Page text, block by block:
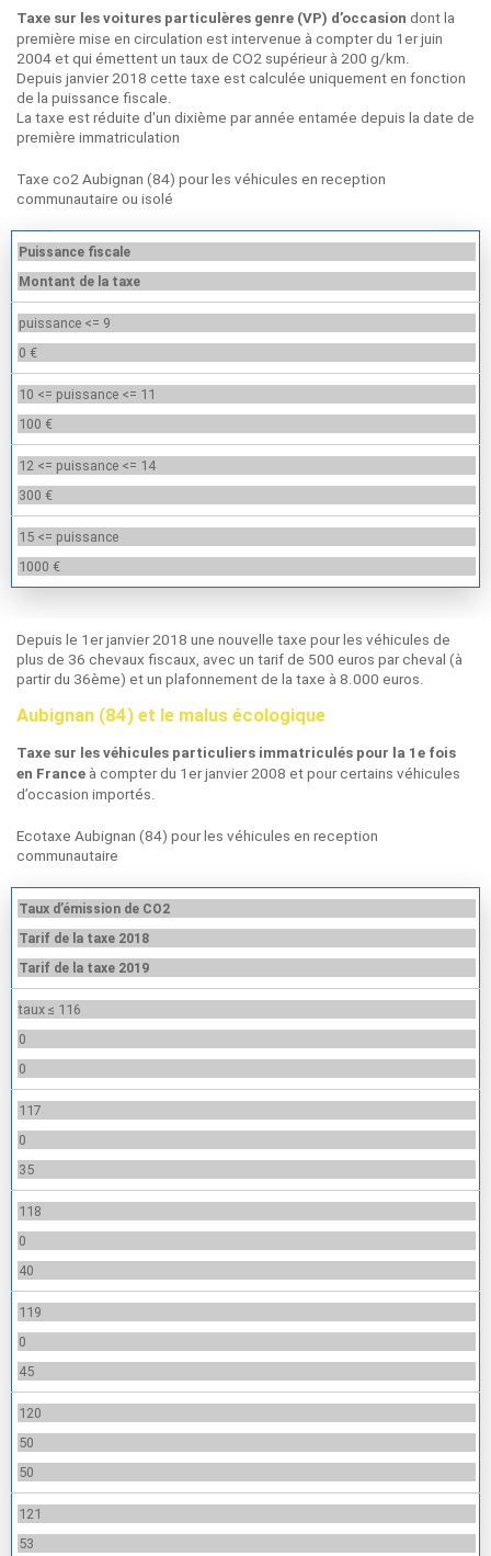
Taxe sur les voitures particulères genre (VP) d’occasion dont la
première mise en circulation est intervenue à compter du 1er juin
2004 et qui émettent un taux de CO2 supérieur à 200 g/km.
Depuis janvier 2018 cette taxe est calculée uniquement en fonction
de la puissance fiscale.
La taxe est réduite d'un dixième par année entamée depuis la date de
première immatriculation
Taxe co2 Aubignan (84) pour les véhicules en reception
communautaire ou isolé
Puissance fiscale
Montant de la taxe
puissance <= 9
0 €
10 <= puissance <= 11
100 €
12 <= puissance <= 14
300 €
15 <= puissance
1000 €
Depuis le 1er janvier 2018 une nouvelle taxe pour les véhicules de
plus de 36 chevaux fiscaux, avec un tarif de 500 euros par cheval (à
partir du 36ème) et un plafonnement de la taxe à 8.000 euros.
Aubignan (84) et le malus écologique
Taxe sur les véhicules particuliers immatriculés pour la 1e fois
en France à compter du 1er janvier 2008 et pour certains véhicules
d’occasion importés.
Ecotaxe Aubignan (84) pour les véhicules en reception
communautaire
Taux d’émission de CO2
Tarif de la taxe 2018
Tarif de la taxe 2019
taux ≤ 116
0
0
117
0
35
118
0
40
119
0
45
120
50
50
121
53